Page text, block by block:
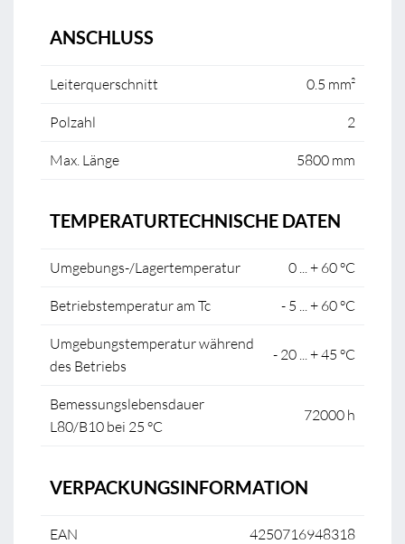
ANSCHLUSS
Leiterquerschnitt 0.5 mm²
Polzahl 2
Max. Länge 5800 mm
TEMPERATURTECHNISCHE DATEN
Umgebungs-/Lagertemperatur 0 ... + 60 °C
Betriebstemperatur am Tc - 5 ... + 60 °C
Umgebungstemperatur während
des Betriebs
- 20 ... + 45 °C
Bemessungslebensdauer
L80/B10 bei 25 °C
72000 h
VERPACKUNGSINFORMATION
EAN 4250716948318